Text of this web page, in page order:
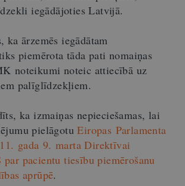
iegādājoties Latvijā.
ka ārzemēs iegādātam
piemērota tāda pati nomaiņas
noteikumi noteic attiecībā uz
palīglīdzekļiem.
ka izmaiņas nepieciešamas, lai
pielāgotuEiropas Parlamenta
gada 9. marta Direktīvai
pacientu tiesību piemērošanu
aprūpē.